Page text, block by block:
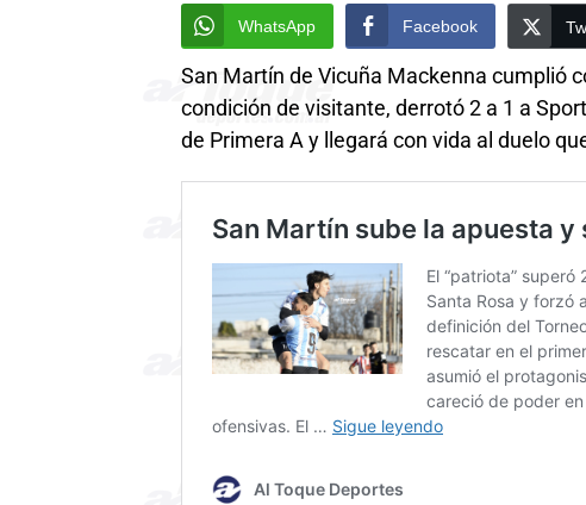
WhatsApp Facebook
San Martín de Vicuña Mackenna cumplió
condición de visitante, derrotó 2 a 1 a
de Primera A y llegará con vida al duelo